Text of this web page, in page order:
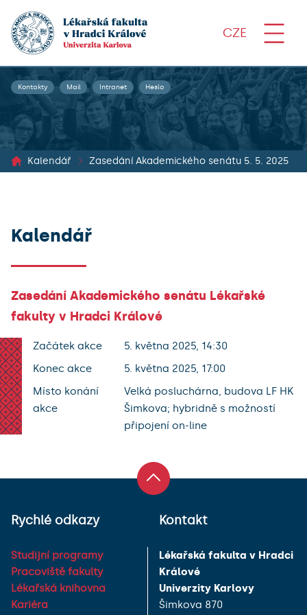
CZE
Kontakty Mail Intranet Heslo
Kalendář Zasedání Akademického senátu 5. 5. 2025
Kalendář
Zasedání Akademického senátu Lékařské
fakulty v Hradci Králové
Začátek akce
5. května 2025, 14:30
Konec akce
5. května 2025, 17:00
Místo konání
akce
Velká posluchárna, budova LF HK
Šimkova; hybridně s možností
připojení on-line
Rychlé odkazy
Studijní programy
Pracoviště fakulty
Lékařská knihovna
Kariéra
Kontakt
Lékařská fakulta v Hradci
Králové
Univerzity Karlovy
Šimkova 870